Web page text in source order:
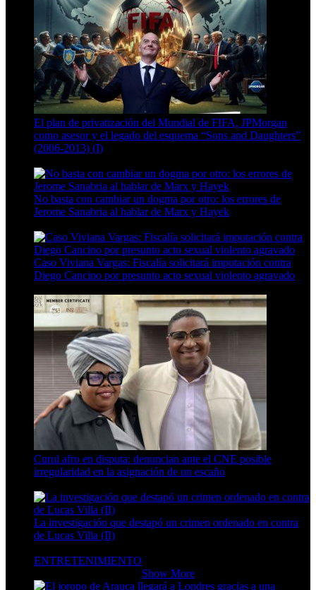
El plan de privatización del Mundial de FIFA, JPMorgan
como asesor y el legado del esquema “Sons and Daughters”
(2006-2013) (I)
No basta con cambiar un dogma por otro: los errores de
Jerome Sanabria al hablar de Marx y Hayek
Caso Viviana Vargas: Fiscalía solicitará imputación contra
Diego Cancino por presunto acto sexual violento agravado
Curul afro en disputa: denuncian ante el CNE posible
irregularidad en la asignación de un escaño
La investigación que destapó un crimen ordenado en contra
de Lucas Villa (II)
ENTRETENIMIENTO
Show More